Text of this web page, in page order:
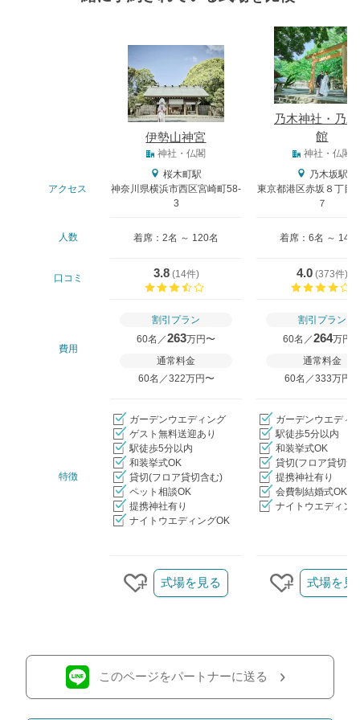
伊勢山神宮
乃木神社・乃
館
神社・仏閣 神社・仏閣
アクセス
桜木町駅
神奈川県横浜市西区宮崎町58-
3
乃木坂駅
東京都港区赤坂８丁目
７
人数 着席：2名 ～ 120名 着席：6名 ～ 148
口コミ 3.8(14件)
4.0 (373件)
費用
割引プラン
60名／263万円〜
通常料金
60名／322万円〜
割引プラン
60名／264万円
通常料金
60名／333万円〜
特徴
ガーデンウエディング
ゲスト無料送迎あり
駅徒歩5分以内
和装挙式OK
貸切(フロア貸切含む)
ペット相談OK
提携神社有り
ナイトウエディングOK
ガーデンウエディ
駅徒歩5分以内
和装挙式OK
貸切(フロア貸切含
提携神社有り
会費制結婚式OK
ナイトウエディン
クリップする
式場を見る
クリップす
式場を見
このページをパートナーに送る